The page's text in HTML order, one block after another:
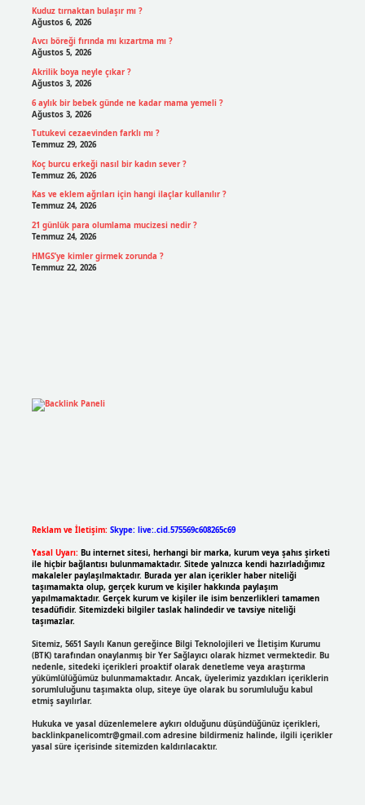
Kuduz tırnaktan bulaşır mı ?
Ağustos 6, 2026
Avcı böreği fırında mı kızartma mı ?
Ağustos 5, 2026
Akrilik boya neyle çıkar ?
Ağustos 3, 2026
6 aylık bir bebek günde ne kadar mama yemeli ?
Ağustos 3, 2026
Tutukevi cezaevinden farklı mı ?
Temmuz 29, 2026
Koç burcu erkeği nasıl bir kadın sever ?
Temmuz 26, 2026
Kas ve eklem ağrıları için hangi ilaçlar kullanılır ?
Temmuz 24, 2026
21 günlük para olumlama mucizesi nedir ?
Temmuz 24, 2026
HMGS’ye kimler girmek zorunda ?
Temmuz 22, 2026
Reklam ve İletişim: Skype: live:.cid.575569c608265c69
Yasal Uyarı: Bu internet sitesi, herhangi bir marka, kurum veya şahıs şirketi
ile hiçbir bağlantısı bulunmamaktadır. Sitede yalnızca kendi hazırladığımız
makaleler paylaşılmaktadır. Burada yer alan içerikler haber niteliği
taşımamakta olup, gerçek kurum ve kişiler hakkında paylaşım
yapılmamaktadır. Gerçek kurum ve kişiler ile isim benzerlikleri tamamen
tesadüfidir. Sitemizdeki bilgiler taslak halindedir ve tavsiye niteliği
taşımazlar.
Sitemiz, 5651 Sayılı Kanun gereğince Bilgi Teknolojileri ve İletişim Kurumu
(BTK) tarafından onaylanmış bir Yer Sağlayıcı olarak hizmet vermektedir. Bu
nedenle, sitedeki içerikleri proaktif olarak denetleme veya araştırma
yükümlülüğümüz bulunmamaktadır. Ancak, üyelerimiz yazdıkları içeriklerin
sorumluluğunu taşımakta olup, siteye üye olarak bu sorumluluğu kabul
etmiş sayılırlar.
Hukuka ve yasal düzenlemelere aykırı olduğunu düşündüğünüz içerikleri,
backlinkpanelicomtr@gmail.comadresine bildirmeniz halinde, ilgili içerikler
yasal süre içerisinde sitemizden kaldırılacaktır.